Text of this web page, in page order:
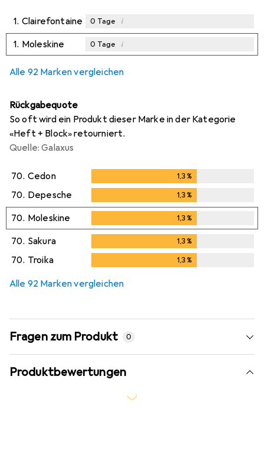
1. Clairefontaine 0 Tage i
1. Moleskine 0 Tage i
Alle 92 Marken vergleichen
Rückgabequote
So oft wird ein Produkt dieser Marke in der Kategorie
«Heft + Block» retourniert.
Quelle: Galaxus
70. Cedon 1,3%
70. Depesche 1,3%
70. Moleskine 1,3%
70. Sakura 1,3%
70. Troika 1,3%
Alle 92 Marken vergleichen
Fragen zum Produkt 0
Produktbewertungen